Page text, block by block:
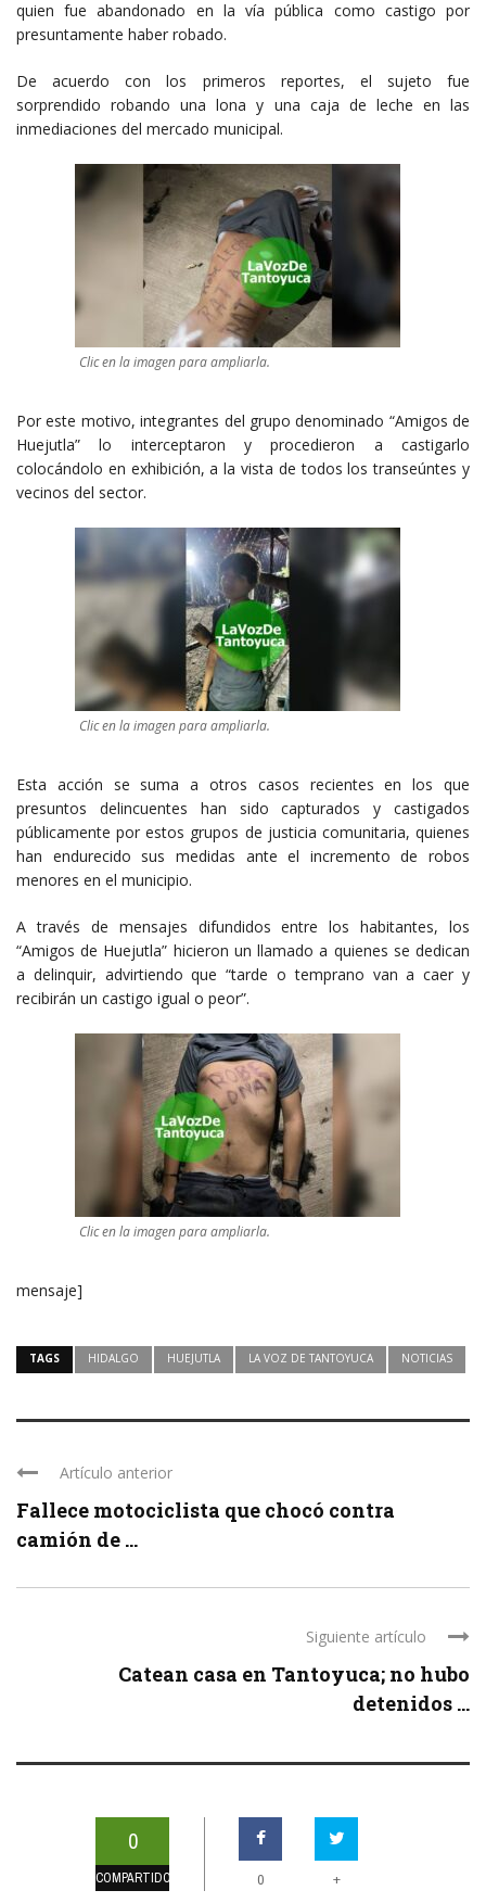
quien fue abandonado en la vía pública como castigo por
presuntamente haber robado.
De acuerdo con los primeros reportes, el sujeto fue
sorprendido robando una lona y una caja de leche en las
inmediaciones del mercado municipal.
Clic en la imagen para ampliarla.
Por este motivo, integrantes del grupo denominado “Amigos de
Huejutla” lo interceptaron y procedieron a castigarlo
colocándolo en exhibición, a la vista de todos los transeúntes y
vecinos del sector.
Clic en la imagen para ampliarla.
Esta acción se suma a otros casos recientes en los que
presuntos delincuentes han sido capturados y castigados
públicamente por estos grupos de justicia comunitaria, quienes
han endurecido sus medidas ante el incremento de robos
menores en el municipio.
A través de mensajes difundidos entre los habitantes, los
“Amigos de Huejutla” hicieron un llamado a quienes se dedican
a delinquir, advirtiendo que “tarde o temprano van a caer y
recibirán un castigo igual o peor”.
Clic en la imagen para ampliarla.
mensaje]
TAGS HIDALGO HUEJUTLA LA VOZ DE TANTOYUCA NOTICIAS
Artículo anterior
Fallece motociclista que chocó contra
camión de ...
Siguiente artículo
Catean casa en Tantoyuca; no hubo
detenidos ...
0
COMPARTIDOS 0 +